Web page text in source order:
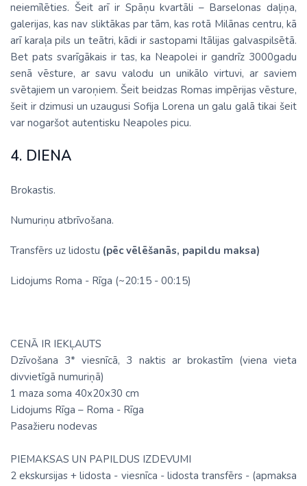
neiemīlēties. Šeit arī ir Spāņu kvartāli – Barselonas daļiņa,
galerijas, kas nav sliktākas par tām, kas rotā Milānas centru, kā
arī karaļa pils un teātri, kādi ir sastopami Itālijas galvaspilsētā.
Bet pats svarīgākais ir tas, ka Neapolei ir gandrīz 3000gadu
senā vēsture, ar savu valodu un unikālo virtuvi, ar saviem
svētajiem un varoņiem. Šeit beidzas Romas impērijas vēsture,
šeit ir dzimusi un uzaugusi Sofija Lorena un galu galā tikai šeit
var nogaršot autentisku Neapoles picu.
4. DIENA
Brokastis.
Numuriņu atbrīvošana.
Transfērs uz lidostu (pēc vēlēšanās, papildu maksa)
Lidojums Roma - Rīga (~20:15 - 00:15)
CENĀ IR IEKĻAUTS
Dzīvošana 3* viesnīcā, 3 naktis ar brokastīm (viena vieta
divvietīgā numuriņā)
1 maza soma 40x20x30 cm
Lidojums Rīga – Roma - Rīga
Pasažieru nodevas
PIEMAKSAS UN PAPILDUS IZDEVUMI
2 ekskursijas + lidosta - viesnīca - lidosta transfērs - (apmaksa